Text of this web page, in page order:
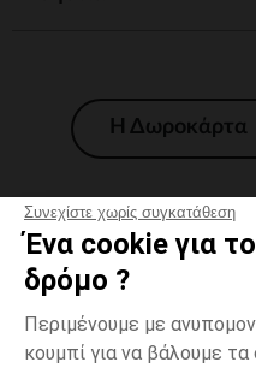
Συνεχίστε χωρίς συγκατάθεση
Ένα cookie για το
δρόμο ?
Περιμένουμε με
κουμπί για να βάλουμε
Η Δωροκάρτα
Γενικοί